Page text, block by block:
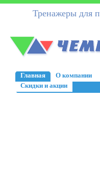
Тренажеры для
Главная О компании
Скидки и акции